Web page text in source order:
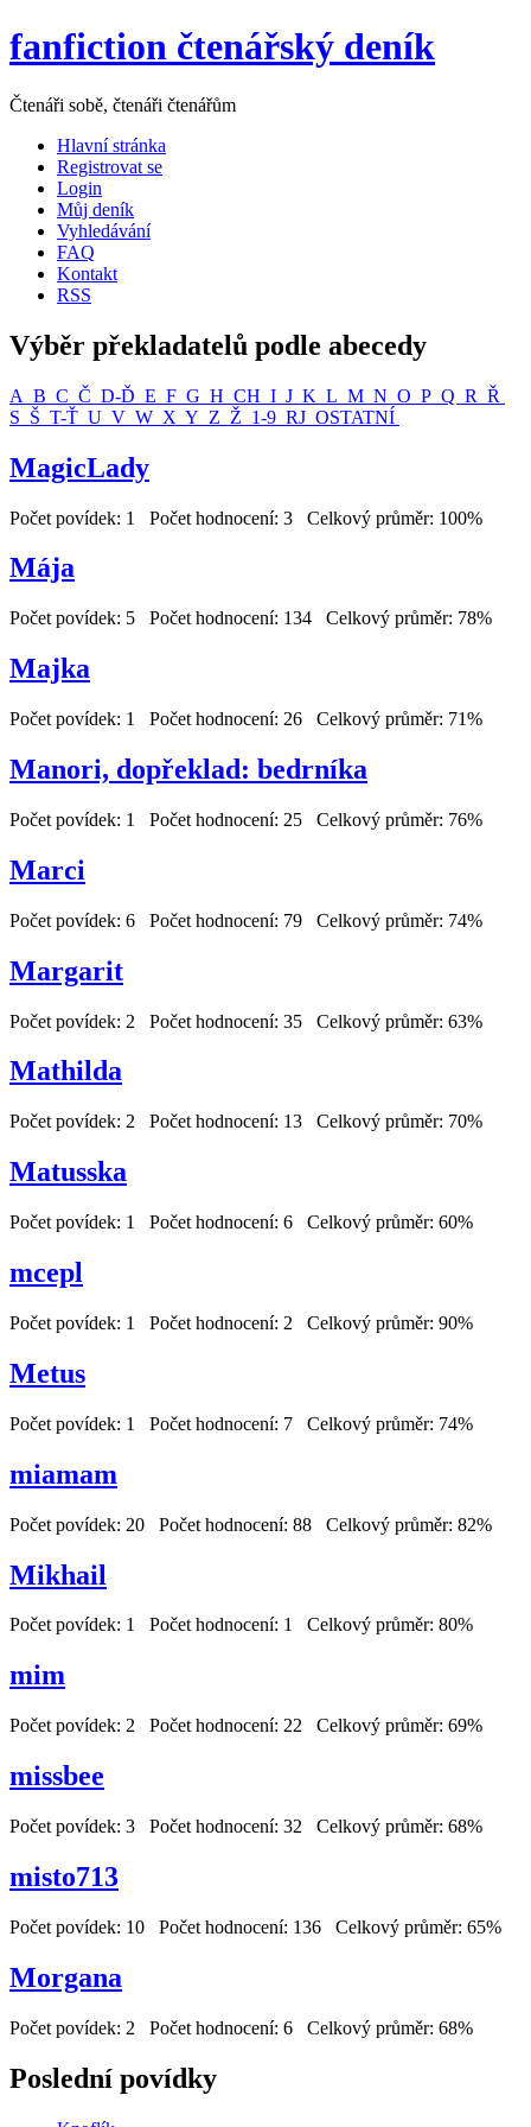
fanfiction čtenářský deník
Čtenáři sobě, čtenáři čtenářům
Hlavní stránka
Registrovat se
Login
Můj deník
Vyhledávání
FAQ
Kontakt
RSS
Výběr překladatelů podle abecedy
A B C Č D-Ď E F G H CH I J K L M N O P Q R Ř
S Š T-Ť U V W X Y Z Ž 1-9 RJ OSTATNÍ
MagicLady
Počet povídek: 1 Počet hodnocení: 3 Celkový průměr: 100%
Mája
Počet povídek: 5 Počet hodnocení: 134 Celkový průměr: 78%
Majka
Počet povídek: 1 Počet hodnocení: 26 Celkový průměr: 71%
Manori, dopřeklad: bedrníka
Počet povídek: 1 Počet hodnocení: 25 Celkový průměr: 76%
Marci
Počet povídek: 6 Počet hodnocení: 79 Celkový průměr: 74%
Margarit
Počet povídek: 2 Počet hodnocení: 35 Celkový průměr: 63%
Mathilda
Počet povídek: 2 Počet hodnocení: 13 Celkový průměr: 70%
Matusska
Počet povídek: 1 Počet hodnocení: 6 Celkový průměr: 60%
mcepl
Počet povídek: 1 Počet hodnocení: 2 Celkový průměr: 90%
Metus
Počet povídek: 1 Počet hodnocení: 7 Celkový průměr: 74%
miamam
Počet povídek: 20 Počet hodnocení: 88 Celkový průměr: 82%
Mikhail
Počet povídek: 1 Počet hodnocení: 1 Celkový průměr: 80%
mim
Počet povídek: 2 Počet hodnocení: 22 Celkový průměr: 69%
missbee
Počet povídek: 3 Počet hodnocení: 32 Celkový průměr: 68%
misto713
Počet povídek: 10 Počet hodnocení: 136 Celkový průměr: 65%
Morgana
Počet povídek: 2 Počet hodnocení: 6 Celkový průměr: 68%
Poslední povídky